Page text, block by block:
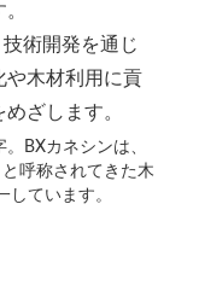
術開発を通じ
や木材利用に貢
ざします。
BXカネシンは、
呼称されてきた木
ています。